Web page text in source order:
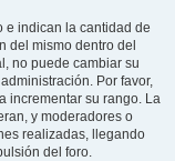
e indican la cantidad de
del mismo dentro del
no puede cambiar su
Por favor,
incrementar su rango. La
y moderadores o
realizadas, llegando
del foro.